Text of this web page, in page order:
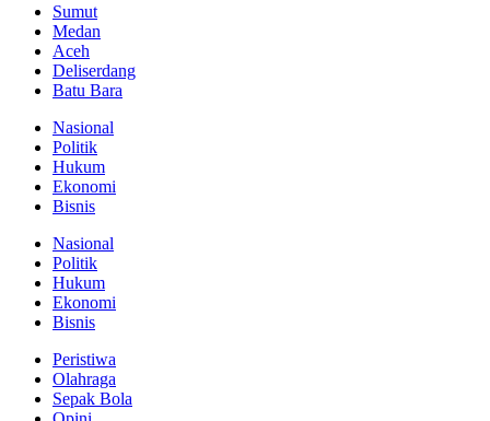
Sumut
Medan
Aceh
Deliserdang
Batu Bara
Nasional
Politik
Hukum
Ekonomi
Bisnis
Nasional
Politik
Hukum
Ekonomi
Bisnis
Peristiwa
Olahraga
Sepak Bola